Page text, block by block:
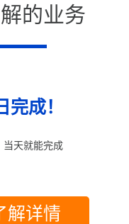
的业务
成！
当天就能完成
解详情